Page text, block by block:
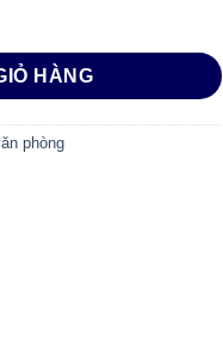
LUXT2820V1 số lượng
HÀNG
phòng